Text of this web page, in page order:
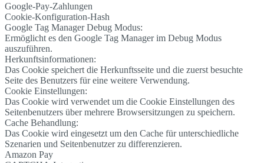
Google-Pay-Zahlungen
Cookie-Konfiguration-Hash
Google Tag Manager Debug Modus:
Ermöglicht es den Google Tag Manager im Debug Modus
auszuführen.
Herkunftsinformationen:
Das Cookie speichert die Herkunftsseite und die zuerst besuchte
Seite des Benutzers für eine weitere Verwendung.
Cookie Einstellungen:
Das Cookie wird verwendet um die Cookie Einstellungen des
Seitenbenutzers über mehrere Browsersitzungen zu speichern.
Cache Behandlung:
Das Cookie wird eingesetzt um den Cache für unterschiedliche
Szenarien und Seitenbenutzer zu differenzieren.
Amazon Pay